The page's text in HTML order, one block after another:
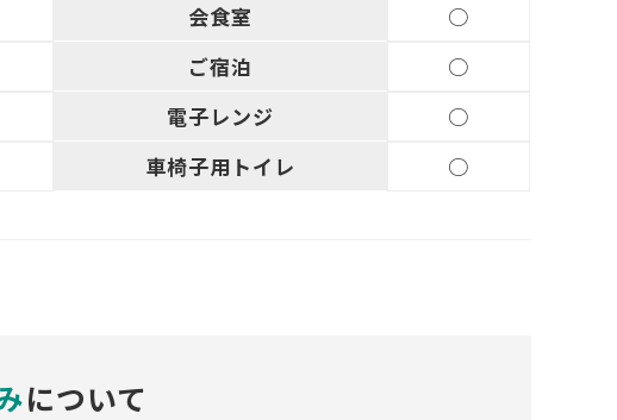
会食室
○
ご宿泊
○
電子レンジ
○
車椅子用 トイレ ○
について